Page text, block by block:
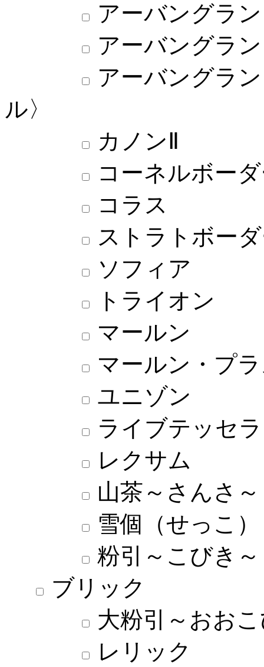
アーバングラ
アーバングラ
アーバングラ
ル〉
カノンⅡ
コーネルボー
コラス
ストラトボー
ソフィア
トライオン
マールン
マールン・プ
ユニゾン
ライブテッセラ
レクサム
山茶～さんさ～
雪個（せっこ）
粉引～こびき～
ブリック
大粉引～おお
レリック